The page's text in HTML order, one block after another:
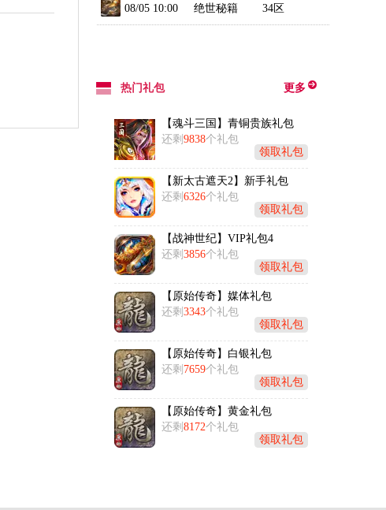
08/05 10:00 绝世秘籍 34区
热门礼包 更多
【魂斗三国】青铜贵族礼包
还剩 9838个礼包
领取礼包
【新太古遮天2】新手礼包
还剩 6326个礼包
领取礼包
【战神世纪】VIP礼包4
还剩 3856个礼包
领取礼包
【原始传奇】媒体礼包
还剩 3343个礼包
领取礼包
【原始传奇】白银礼包
还剩 7659个礼包
领取礼包
【原始传奇】黄金礼包
还剩 8172个礼包
领取礼包